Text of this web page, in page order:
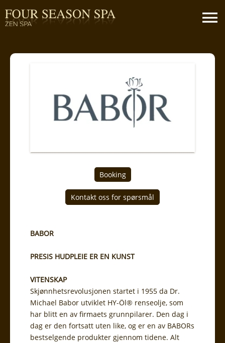
Booking
BABOR
PRESIS HUDPLEIE ER EN KUNST
VITENSKAP
Skjønnhetsrevolusjonen startet i 1955 da Dr.
Michael Babor utviklet HY-Öl® renseolje, som
har blitt en av firmaets grunnpilarer. Den dag i
dag er den fortsatt uten like, og er en av BABORs
bestselgende produkter gjennom tidene. Alt